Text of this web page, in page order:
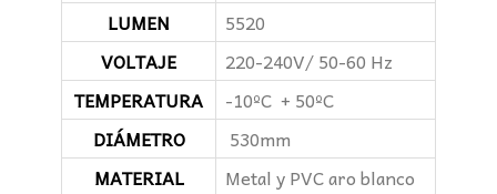
LUMEN
5520
VOLTAJE
220-240V/ 50-60 Hz
TEMPERATURA
-10ºC + 50ºC
DIÁMETRO
530mm
MATERIAL
Metal y PVC aro blanco